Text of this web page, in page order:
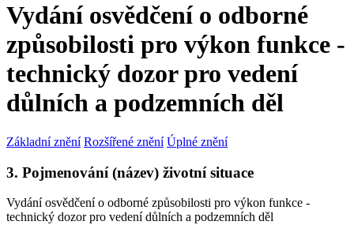
Vydání osvědčení o odborné
způsobilosti pro výkon funkce -
technický dozor pro vedení
důlních a podzemních děl
Základní znění Rozšířené znění Úplné znění
3. Pojmenování (název) životní situace
Vydání osvědčení o odborné způsobilosti pro výkon funkce -
technický dozor pro vedení důlních a podzemních děl